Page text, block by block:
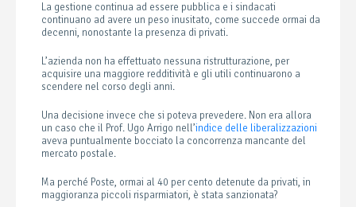
La gestione continua ad essere pubblica e i sindacati
continuano ad avere un peso inusitato, come succede ormai da
decenni, nonostante la presenza di privati.
L’azienda non ha effettuato nessuna ristrutturazione, per
acquisire una maggiore redditività e gli utili continuarono a
scendere nel corso degli anni.
Una decisione invece che si poteva prevedere. Non era allora
un caso che il Prof. Ugo Arrigo nell’indice delle liberalizzazioni
aveva puntualmente bocciato la concorrenza mancante del
mercato postale.
Ma perché Poste, ormai al 40 per cento detenute da privati, in
maggioranza piccoli risparmiatori, è stata sanzionata?